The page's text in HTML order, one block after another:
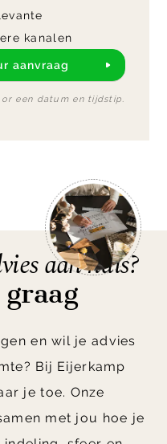
kanalen
aanvraag
een datum en tijdstip.
aan huis?
en wil je advies
Bij Eijerkamp
je toe. Onze
met jou hoe je